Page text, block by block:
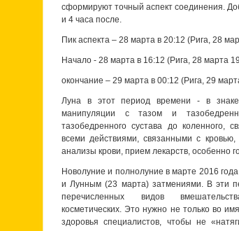
сформируют точный аспект соединения.
и 4 часа после.
Пик аспекта – 28 марта в 20:12 (Рига, 28
Начало - 28 марта в 16:12 (Рига, 28 марта
окончание – 29 марта в 00:12 (Рига, 29
Луна в этот период времени - в
манипуляции с тазом и
тазобедренного сустава до коленного,
всеми действиями, связанными с
анализы крови, прием лекарств, особенно
Новолуние и полнолуние в марте 2016
и Лунным (23 марта) затмениями. В эти
перечисленных видов
косметических. Это нужно не только во
здоровья специалистов, чтобы не